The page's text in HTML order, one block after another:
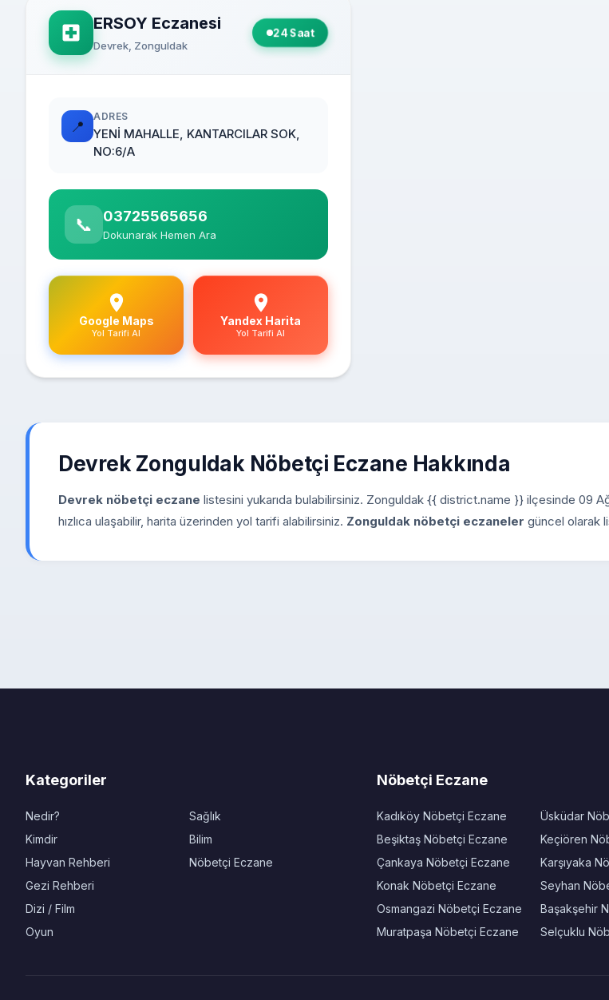
ERSOY Eczanesi
Devrek, Zonguldak
24 Saat
📍
ADRES
YENİ MAHALLE, KANTARCILAR SOK,
NO:6/A
📞 03725565656
Dokunarak Hemen Ara
Google Maps
Yol Tarifi Al
Yandex Harita
Yol Tarifi Al
Devrek Zonguldak Nöbetçi Eczane Hakkında
Devrek nöbetçi eczane listesini yukarıda bulabilirsiniz. Zonguldak {{ district.name }} ilçesinde 09
hızlıca ulaşabilir, harita üzerinden yol tarifi alabilirsiniz. Zonguldak nöbetçi eczaneler güncel olarak
Kategoriler
Nedir?
Kimdir
Hayvan Rehberi
Gezi Rehberi
Dizi / Film
Oyun
Sağlık
Bilim
Nöbetçi Eczane
Nöbetçi Eczane
Kadıköy Nöbetçi Eczane
Beşiktaş Nöbetçi Eczane
Çankaya Nöbetçi Eczane
Konak Nöbetçi Eczane
Osmangazi Nöbetçi Eczane
Muratpaşa Nöbetçi Eczane
Üsküdar
Keçiören
Karşıyaka
Seyhan
Başakşehir
Selçuklu